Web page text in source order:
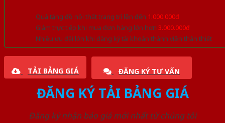
Quà tặng đồ nội thất trang trí lên đến 1.000.000đ
Giảm trực tiếp khi mua đơn hàng lớn hơn 3.000.000đ
Nhiều ưu đãi lớn khi đăng ký tài khoản thành viên thân thiết
TẢI BẢNG GIÁ ĐĂNG KÝ TƯ VẤN
ĐĂNG KÝ TẢI BẢNG GIÁ
Đăng ký nhận báo giá mới nhất từ chúng tôi